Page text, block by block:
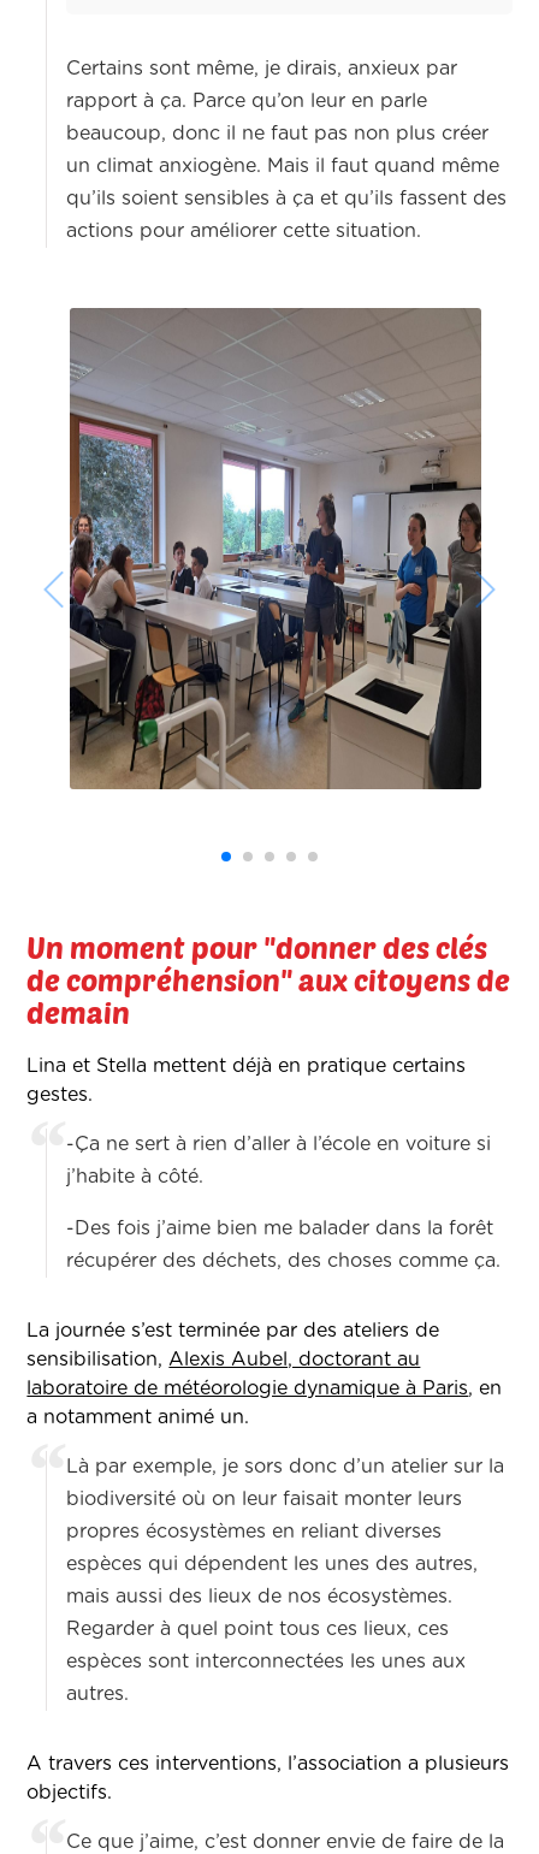
Certains sont même, je dirais, anxieux par
rapport à ça. Parce qu’on leur en parle
beaucoup, donc il ne faut pas non plus créer
un climat anxiogène. Mais il faut quand même
qu’ils soient sensibles à ça et qu’ils fassent des
actions pour améliorer cette situation.
Un moment pour "donner des clés
de compréhension" aux citoyens de
demain
Lina et Stella mettent déjà en pratique certains
gestes.
-Ça ne sert à rien d’aller à l’école en voiture si
j’habite à côté.
-Des fois j’aime bien me balader dans la forêt
récupérer des déchets, des choses comme ça.
La journée s’est terminée par des ateliers de
sensibilisation,Alexis Aubel, doctorant au
laboratoire de météorologie dynamique à Paris, en
a notamment animé un.
Là par exemple, je sors donc d’un atelier sur la
biodiversité où on leur faisait monter leurs
propres écosystèmes en reliant diverses
espèces qui dépendent les unes des autres,
mais aussi des lieux de nos écosystèmes.
Regarder à quel point tous ces lieux, ces
espèces sont interconnectées les unes aux
autres.
A travers ces interventions, l’association a plusieurs
objectifs.
Ce que j’aime, c’est donner envie de faire de la